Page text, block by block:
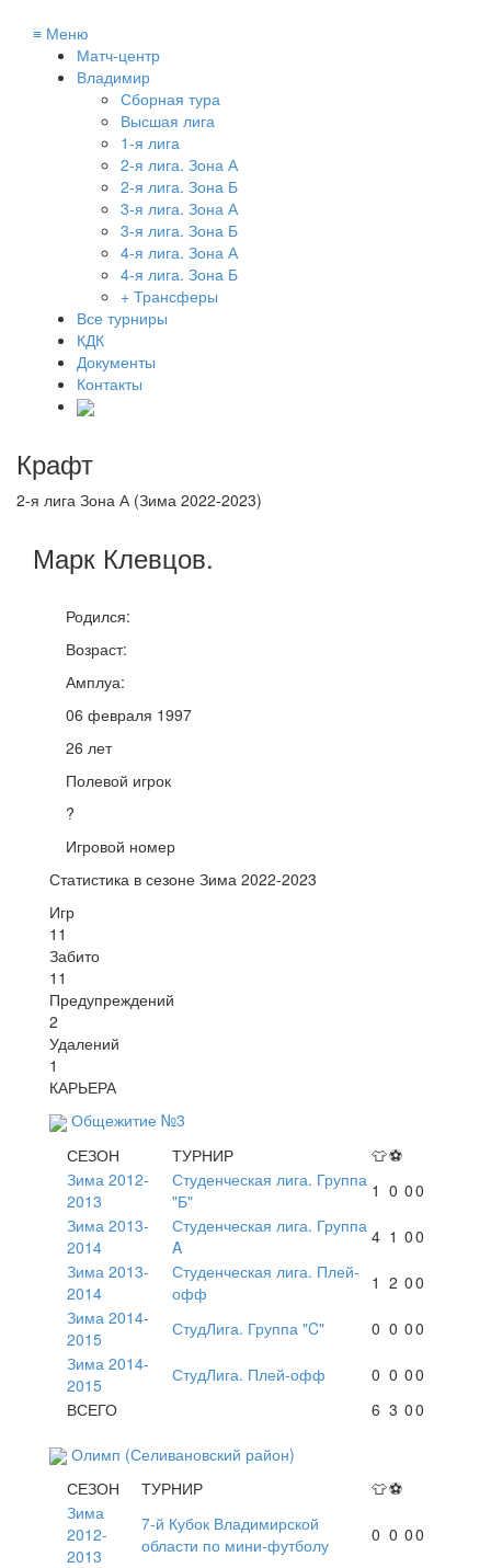
≡ Меню
Матч-центр
Владимир
Сборная тура
Высшая лига
1-я лига
2-я лига. Зона А
2-я лига. Зона Б
3-я лига. Зона А
3-я лига. Зона Б
4-я лига. Зона А
4-я лига. Зона Б
+ Трансферы
Все турниры
КДК
Документы
Контакты
Крафт
2-я лига Зона А (Зима 2022-2023)
Марк Клевцов.
Родился:
Возраст:
Амплуа:
06 февраля 1997
26 лет
Полевой игрок
?
Игровой номер
Статистика в сезоне Зима 2022-2023
Игр
11
Забито
11
Предупреждений
2
Удалений
1
КАРЬЕРА
Общежитие №3
СЕЗОН
ТУРНИР 👕⚽
Зима 2012-
2013
Студенческая лига. Группа
"Б"
1 0 00
Зима 2013-
2014
Студенческая лига. Группа
A
4 1 00
Зима 2013-
2014
Студенческая лига. Плей-
офф
1 2 00
Зима 2014-
2015
СтудЛига. Группа "C" 0 0 00
Зима 2014-
2015
СтудЛига. Плей-офф 0 0 00
ВСЕГО
6 3 00
Олимп (Селивановский район)
СЕЗОН
ТУРНИР 👕⚽
Зима
2012-
2013
7-й Кубок Владимирской
области по мини-футболу
0 0 00